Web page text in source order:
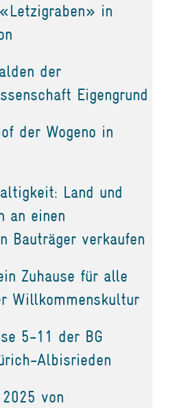
in
der
Eigengrund
der Wogeno in
Land und
an einen
Bauträger verkaufen
Zuhause für alle
Willkommenskultur
5-11 der BG
Albisrieden
von